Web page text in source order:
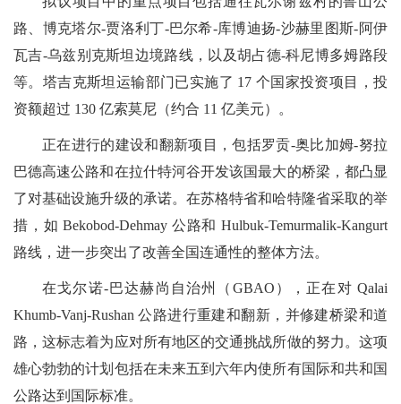
路、博克塔尔-贾洛利丁-巴尔希-库博迪扬-沙赫里图斯-阿伊
瓦吉-乌兹别克斯坦边境路线，以及胡占德-科尼博多姆路段
等。塔吉克斯坦运输部门已实施了 17 个国家投资项目，投
资额超过 130 亿索莫尼（约合 11 亿美元）。
正在进行的建设和翻新项目，包括罗贡-奥比加姆-努拉
巴德高速公路和在拉什特河谷开发该国最大的桥梁，都凸显
了对基础设施升级的承诺。在苏格特省和哈特隆省采取的举
措，如 Bekobod-Dehmay 公路和 Hulbuk-Temurmalik-Kangurt
路线，进一步突出了改善全国连通性的整体方法。
在戈尔诺-巴达赫尚自治州（GBAO），正在对 Qalai
Khumb-Vanj-Rushan 公路进行重建和翻新，并修建桥梁和道
路，这标志着为应对所有地区的交通挑战所做的努力。这项
雄心勃勃的计划包括在未来五到六年内使所有国际和共和国
公路达到国际标准。